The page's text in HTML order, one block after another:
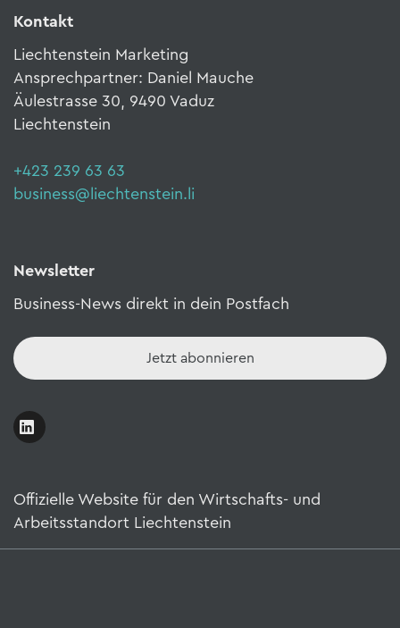
Kontakt
Liechtenstein Marketing
Ansprechpartner: Daniel Mauche
Äulestrasse 30, 9490 Vaduz
Liechtenstein
+423 239 63 63
business@liechtenstein.li
Newsletter
Business-News direkt in dein Postfach
Jetzt abonnieren
Offizielle Website für den Wirtschafts- und
Arbeitsstandort Liechtenstein